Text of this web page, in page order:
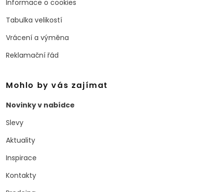
Informace o cookies
Tabulka velikostí
Vrácení a výměna
Reklamační řád
Mohlo by vás zajímat
Novinky v nabídce
Slevy
Aktuality
Inspirace
Kontakty